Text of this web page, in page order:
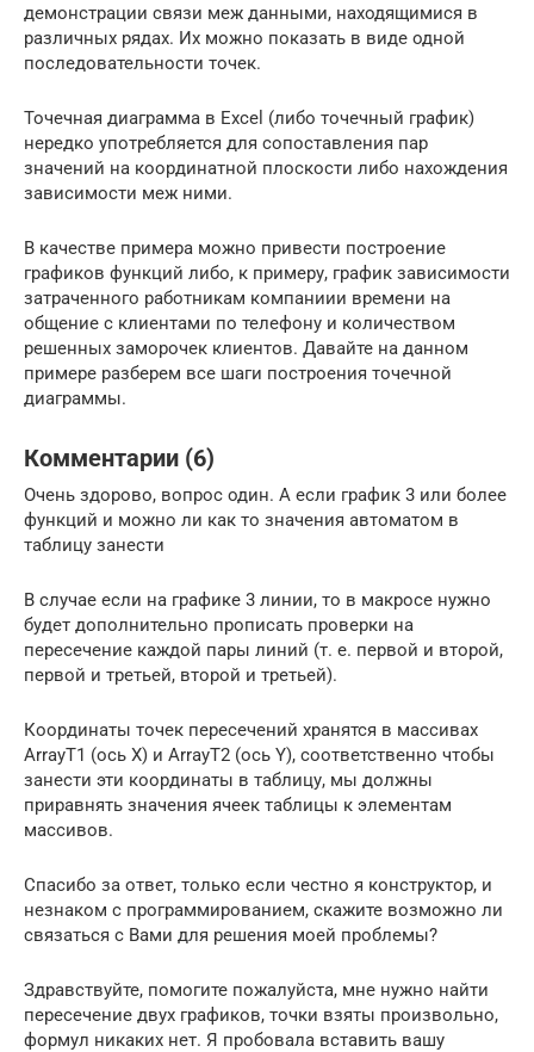
демонстрации связи меж данными, находящимися в
различных рядах. Их можно показать в виде одной
последовательности точек.
Точечная диаграмма в Excel (либо точечный график)
нередко употребляется для сопоставления пар
значений на координатной плоскости либо нахождения
зависимости меж ними.
В качестве примера можно привести построение
графиков функций либо, к примеру, график зависимости
затраченного работникам компаниии времени на
общение с клиентами по телефону и количеством
решенных заморочек клиентов. Давайте на данном
примере разберем все шаги построения точечной
диаграммы.
Комментарии (6)
Очень здорово, вопрос один. А если график 3 или более
функций и можно ли как то значения автоматом в
таблицу занести
В случае если на графике 3 линии, то в макросе нужно
будет дополнительно прописать проверки на
пересечение каждой пары линий (т. е. первой и второй,
первой и третьей, второй и третьей).
Координаты точек пересечений хранятся в массивах
ArrayT1 (ось X) и ArrayT2 (ось Y), соответственно чтобы
занести эти координаты в таблицу, мы должны
приравнять значения ячеек таблицы к элементам
массивов.
Спасибо за ответ, только если честно я конструктор, и
незнаком с программированием, скажите возможно ли
связаться с Вами для решения моей проблемы?
Здравствуйте, помогите пожалуйста, мне нужно найти
пересечение двух графиков, точки взяты произвольно,
формул никаких нет. Я пробовала вставить вашу